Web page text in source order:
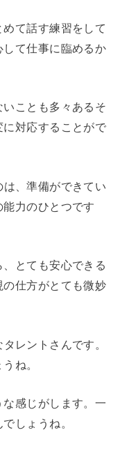
て話す練習をして
て仕事に臨めるか
ことも多々あるそ
に対応することがで
、準備ができてい
力のひとつです
とても安心できる
仕方がとても微妙
レントさんです。
ね。
感じがします。一
しょうね。